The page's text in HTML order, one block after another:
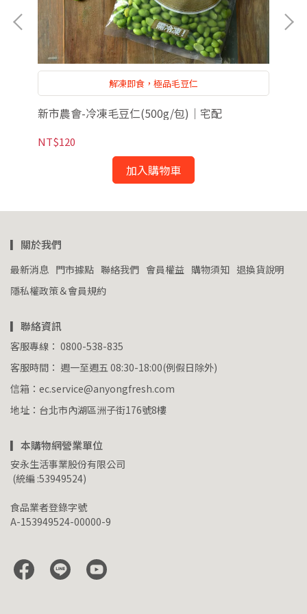
解凍即食，極品毛豆仁
新市農會-冷凍毛豆仁(500g/包)｜宅配
NT$120
加入購物車
▎關於我們
最新消息 門市據點 聯絡我們 會員權益 購物須知 退換貨說明
隱私權政策＆會員規約
▎聯絡資訊
客服專線： 0800-538-835
客服時間： 週一至週五 08:30-18:00(例假日除外)
信箱：ec.service@anyongfresh.com
地址：台北市內湖區洲子街176號8樓
▎本購物網營業單位
安永生活事業股份有限公司
(統編 :53949524)
食品業者登錄字號
A-153949524-00000-9